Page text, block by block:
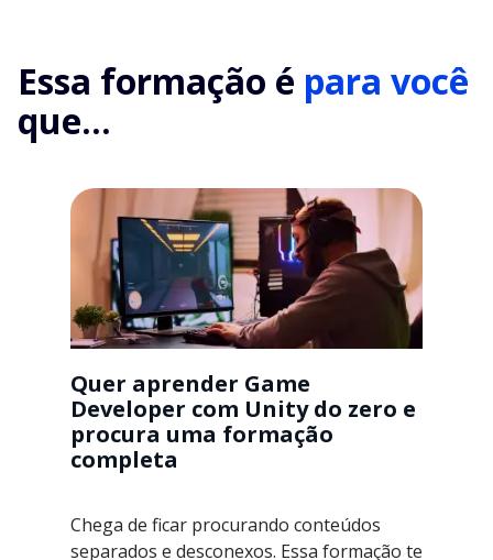
Essa formação é para você
que...
Quer aprender Game
Developer com Unity do zero e
procura uma formação
completa
Chega de ficar procurando conteúdos
separados e desconexos. Essa formação te